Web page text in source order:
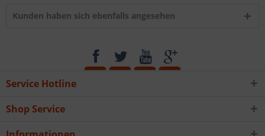
Kunden haben sich ebenfalls angesehen
Service Hotline
Shop Service